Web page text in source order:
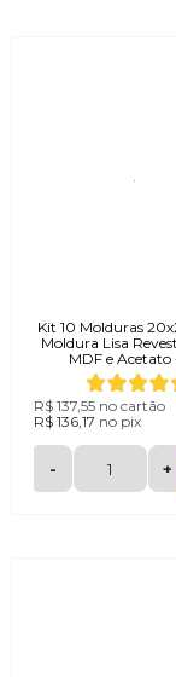
Kit 10 Molduras
Moldura Lisa
MDF e Acetato
R$ 137,55 no cartão
R$ 136,17 no pix
- +